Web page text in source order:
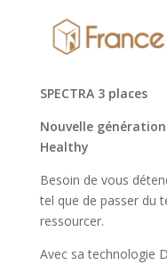
SPECTRA 3 places
Nouvelle
Healthy
Besoin de vous
tel que de passer du
ressourcer.
Avec sa technologie